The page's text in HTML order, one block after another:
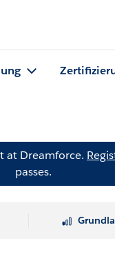
at Dreamforce.
passes.